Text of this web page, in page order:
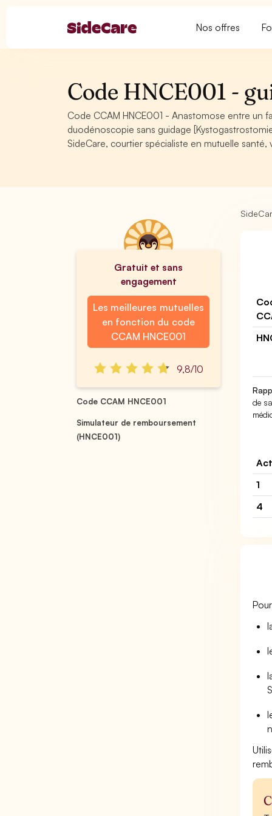
Nos offres
Code HNCE001 -
Code CCAM HNCE001 - Anastomose entre
duodénoscopie sans guidage
SideCare, courtier spécialiste en mutuelle
Gratuit et sans
engagement
Les meilleures mutuelles
en fonction du code
CCAM HNCE001
9,8/10
Code CCAM HNCE001
Simulateur de remboursement
(HNCE001)
de
1
4